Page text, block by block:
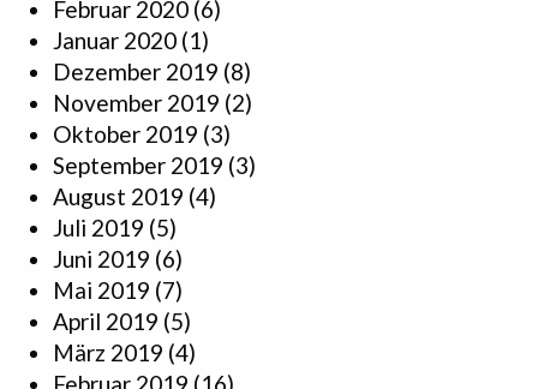
Februar 2020 (6)
Januar 2020 (1)
Dezember 2019 (8)
November 2019 (2)
Oktober 2019 (3)
September 2019 (3)
August 2019 (4)
Juli 2019 (5)
Juni 2019 (6)
Mai 2019 (7)
April 2019 (5)
März 2019 (4)
Februar 2019 (16)